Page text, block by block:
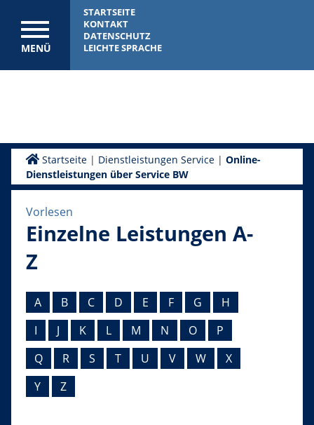
MENÜ
STARTSEITE
KONTAKT
DATENSCHUTZ
LEICHTE SPRACHE
Startseite| Dienstleistungen Service| Online-
Dienstleistungen über Service BW
Vorlesen
Einzelne Leistungen A-
Z
A B C D E F G
H
I
J K L M N O
P
Q
R S T U V W
X
Y
Z